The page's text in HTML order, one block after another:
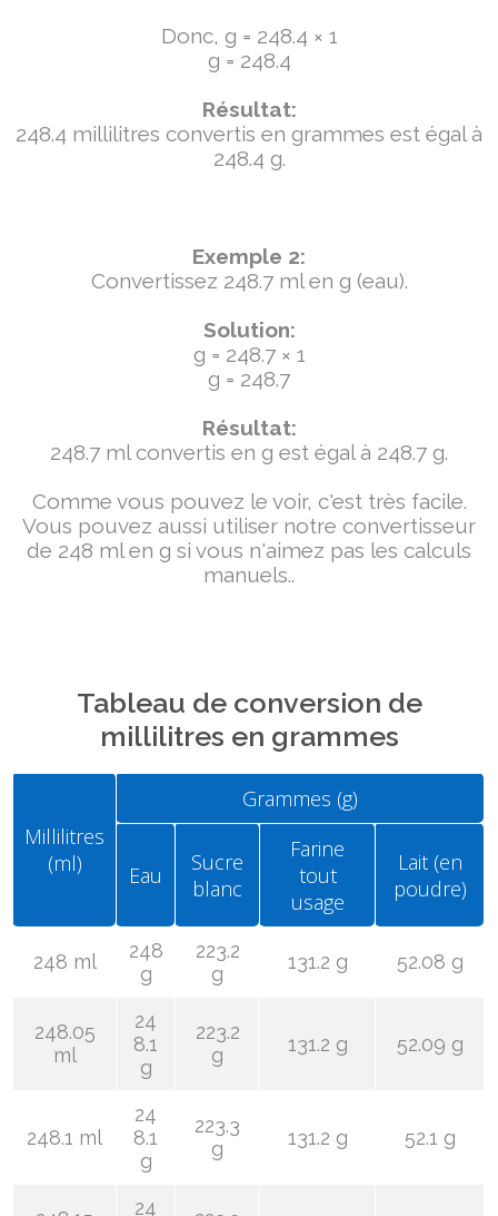
Donc, g = 248.4 × 1
g = 248.4
Résultat:
248.4 millilitres convertis en grammes est égal à
248.4 g.
Exemple 2:
Convertissez 248.7 ml en g (eau).
Solution:
g = 248.7 × 1
g = 248.7
Résultat:
248.7 ml convertis en g est égal à 248.7 g.
Comme vous pouvez le voir, c'est très facile.
Vous pouvez aussi utiliser notre convertisseur
de 248 ml en g si vous n'aimez pas les calculs
manuels..
Tableau de conversion de
millilitres en grammes
Millilitres
(ml)
Grammes (g)
Eau
Sucre
blanc
Farine
tout
usage
Lait (en
poudre)
248 ml
248
g
223.2
g
131.2 g 52.08 g
248.05
ml
24
8.1
g
223.2
g
131.2 g 52.09 g
248.1 ml
24
8.1
g
223.3
g
131.2 g 52.1 g
24